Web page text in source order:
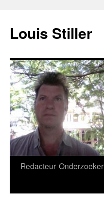
inhoud
Louis Stiller
Redacteur Onderzoeker